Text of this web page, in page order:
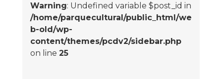
Warning: Undefined variable $post_id in
/home/parquecultural/public_html/we
b-old/wp-
content/themes/pcdv2/sidebar.php
on line 25